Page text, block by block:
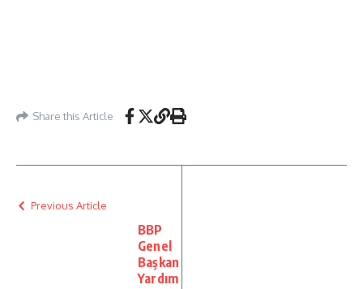
Share this Article
Previous Article
BBP
Genel
Başkan
Yardım